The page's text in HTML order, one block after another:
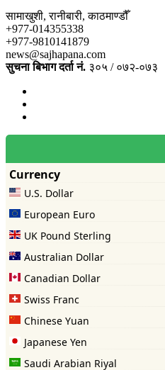
सामाखुशी, रानीबारी, काठमाण्डौँ
+977-014355338
+977-9810141879
news@sajhapana.com
सुचना बिभाग दर्ता नं. ३०५ / ०७२-०७३